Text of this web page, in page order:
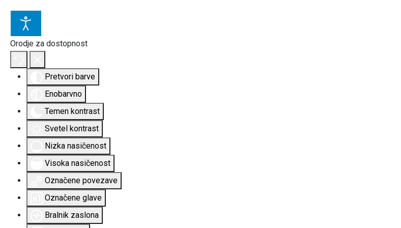
Orodje za dostopnost
Pretvori barve
Enobarvno
Temen kontrast
Svetel kontrast
Nizka nasičenost
Visoka nasičenost
Označene povezave
Označene glave
Bralnik zaslona